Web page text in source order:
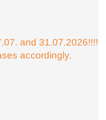
and 31.07.2026!!!!
accordingly.